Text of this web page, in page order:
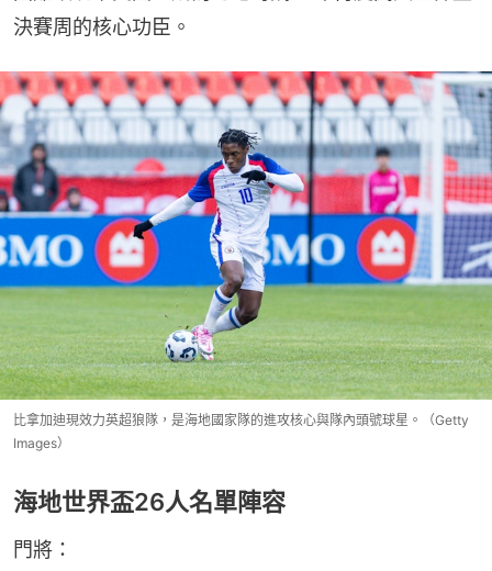
決賽周的核心功臣。
比拿加迪現效力英超狼隊，是海地國家隊的進攻核心與隊內頭號球星。（Getty
Images）
海地世界盃26人名單陣容
門將：